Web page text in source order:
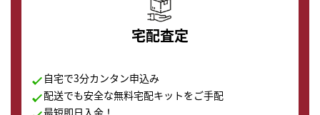
宅配査定
自宅で3分カンタン申込み
配送でも安全な無料宅配キットをご手配